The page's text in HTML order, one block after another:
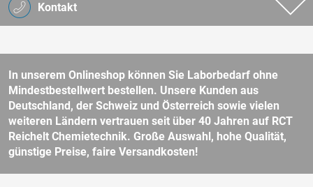
Kontakt
In unserem Onlineshop können Sie Laborbedarf ohne
Mindestbestellwert bestellen. Unsere Kunden aus
Deutschland, der Schweiz und Österreich sowie vielen
weiteren Ländern vertrauen seit über 40 Jahren auf RCT
Reichelt Chemietechnik. Große Auswahl, hohe Qualität,
günstige Preise, faire Versandkosten!